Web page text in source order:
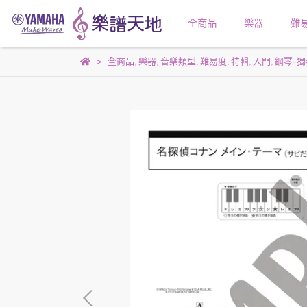
全商品 樂器 難
全商品 樂器, 音樂類型 難易度, 特輯, 入門 鋼琴-獨